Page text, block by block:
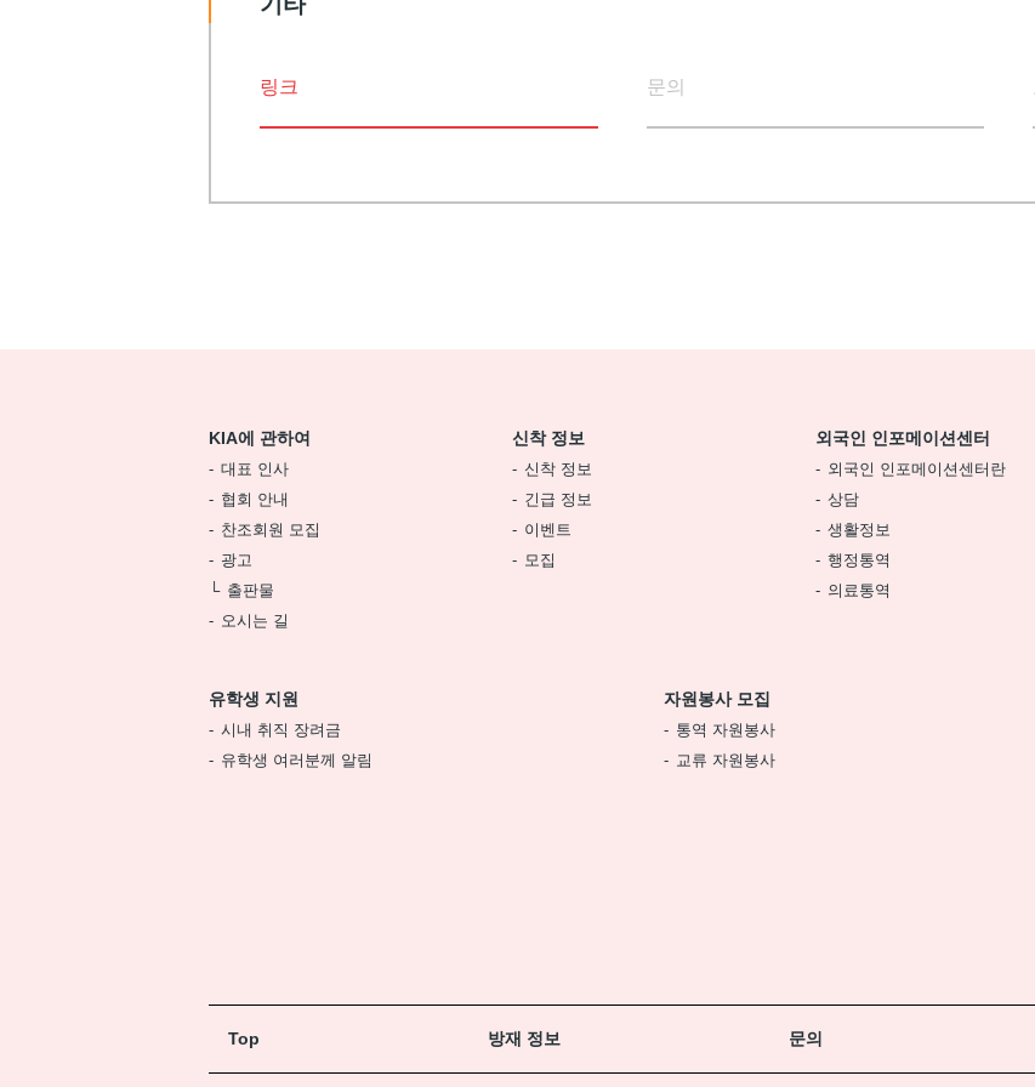
링크 문의
KIA에 관하여
대표 인사
협회 안내
찬조회원 모집
광고
출판물
오시는 길
신착 정보
신착 정보
긴급 정보
이벤트
모집
외국인 인포메이션센터
외국인 인포메이션센터란
상담
생활정보
행정통역
의료통역
유학생 지원
시내 취직 장려금
유학생 여러분께 알림
자원봉사 모집
통역 자원봉사
교류 자원봉사
Top 방재 정보 문의